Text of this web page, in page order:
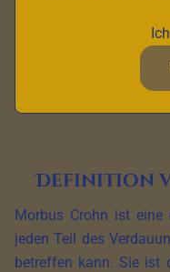
Krankheit besser zu
Morbus
Definition
Morbus Crohn ist eine
jeden Teil des
betreffen kann. Sie ist